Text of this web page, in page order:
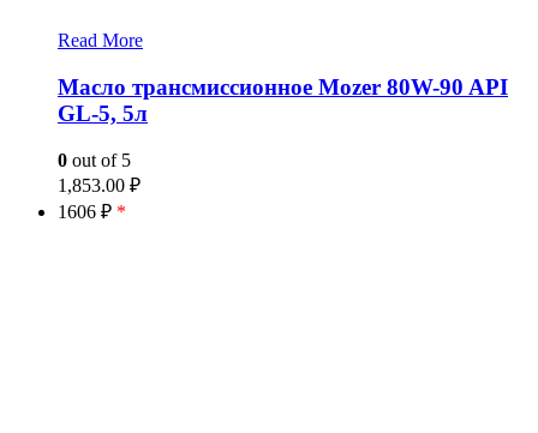
Read More
Масло трансмиссионное Mozer 80W-90 API
GL-5, 5л
0 out of 5
1,853.00 ₽
1606 ₽ *